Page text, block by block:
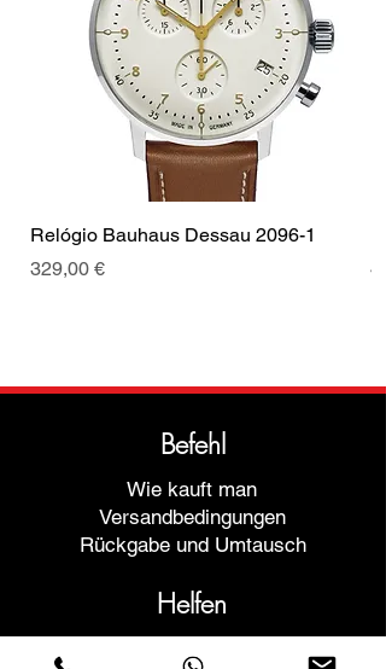
Relógio Bauhaus Dessau 2096-1
Preis
329,00 €
Befehl
Wie kauft man
Versandbedingungen
Rückgabe und Umtausch
Helfen